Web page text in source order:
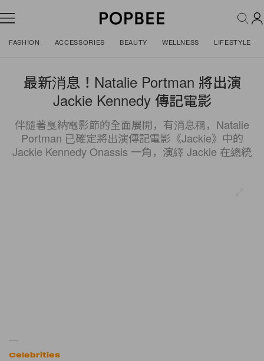
FASHION ACCESSORIES BEAUTY WELLNESS LIFESTYLE
最新消息！Natalie Portman 將出演
Jackie Kennedy 傳記電影
伴隨著戛納電影節的全面展開，有消息稱，Natalie
Portman 已確定將出演傳記電影《Jackie》中的
Jackie Kennedy Onassis 一角，演繹 Jackie 在總統
Celebrities